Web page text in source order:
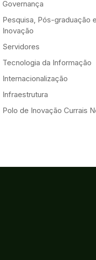
Governança
Pesquisa, Pós-graduação e
Inovação
Servidores
Tecnologia da Informação
Internacionalização
Infraestrutura
Polo de Inovação Currais